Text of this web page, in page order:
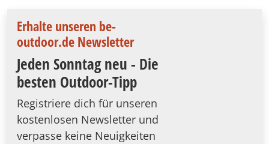
Erhalte unseren be-
outdoor.de Newsletter
Jeden Sonntag neu - Die
besten Outdoor-Tipp
Registriere dich für unseren
kostenlosen Newsletter und
verpasse keine Neuigkeiten